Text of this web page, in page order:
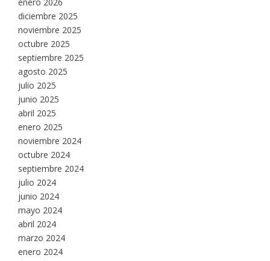
diciembre 2025
noviembre 2025
octubre 2025
septiembre 2025
agosto 2025
julio 2025
junio 2025
abril 2025
enero 2025
noviembre 2024
octubre 2024
septiembre 2024
julio 2024
junio 2024
mayo 2024
abril 2024
marzo 2024
enero 2024